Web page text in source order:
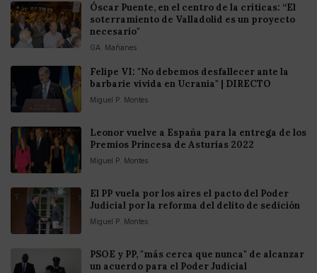
Óscar Puente, en el centro de la críticas: “El
soterramiento de Valladolid es un proyecto
necesario"
GA. Mañanes
Felipe VI: "No debemos desfallecer ante la
barbarie vivida en Ucrania" | DIRECTO
Miguel P. Montes
Leonor vuelve a España para la entrega de los
Premios Princesa de Asturias 2022
Miguel P. Montes
El PP vuela por los aires el pacto del Poder
Judicial por la reforma del delito de sedición
Miguel P. Montes
PSOE y PP, "más cerca que nunca" de alcanzar
un acuerdo para el Poder Judicial